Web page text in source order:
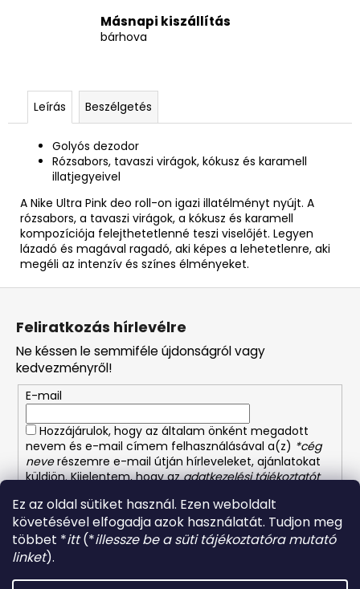
Ez az oldal sütiket használ. Ezen weboldalt
követésével elfogadja azok használatát. Tudjon meg
többet *itt(*illessze be a süti tájékoztatóra mutató
linket).
Másnapi kiszállítás
bárhova
Leírás Beszélgetés
Golyós dezodor
Rózsabors, tavaszi virágok, kókusz és karamell
illatjegyeivel
A Nike Ultra Pink deo roll-on igazi illatélményt nyújt. A
rózsabors, a tavaszi virágok, a kókusz és karamell
kompozíciója felejthetetlenné teszi viselőjét. Legyen
lázadó és magával ragadó, aki képes a lehetetlenre, aki
megéli az intenzív és színes élményeket.
L
Feliratkozás hírlevélre
Ne késsen le semmiféle újdonságról vagy
kedvezményről!
E-mail
Hozzájárulok, hogy az általam önként megadott
nevem és e-mail címem felhasználásával a(z) *cég
neverészemre e-mail útján hírleveleket, ajánlatokat
küldjön. Kijelentem, hogy azadatkezelési tájékoztatót
bármikor visszavonhatom.
FELIRATKOZÁS